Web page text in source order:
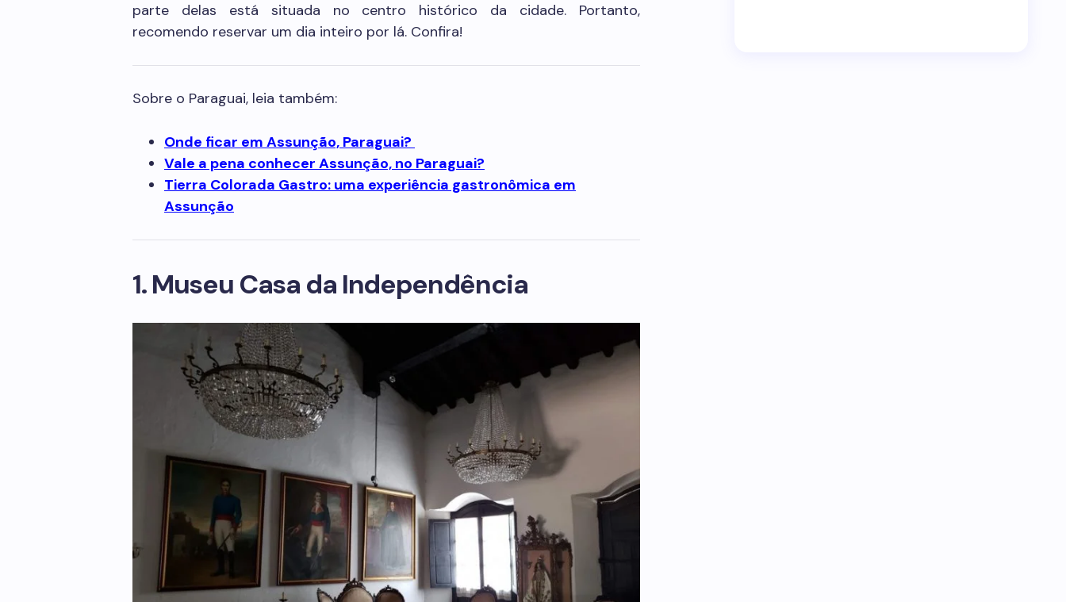
parte delas está situada no centro histórico da cidade. Portanto,
recomendo reservar um dia inteiro por lá. Confira!
Sobre o Paraguai, leia também:
Onde ficar em Assunção, Paraguai?
Vale a pena conhecer Assunção, no Paraguai?
Tierra Colorada Gastro: uma experiência gastronômica em
Assunção
1. Museu Casa da Independência